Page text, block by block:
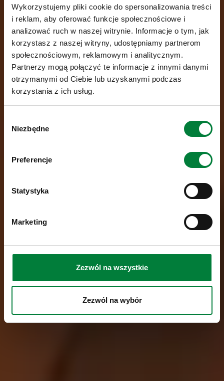
Wykorzystujemy pliki cookie do spersonalizowania treści
i reklam, aby oferować funkcje społecznościowe i
analizować ruch w naszej witrynie. Informacje o tym, jak
korzystasz z naszej witryny, udostępniamy partnerom
społecznościowym, reklamowym i analitycznym.
Partnerzy mogą połączyć te informacje z innymi danymi
otrzymanymi od Ciebie lub uzyskanymi podczas
korzystania z ich usług.
zgody
Niezbędne
Preferencje
Statystyka
Marketing
Zezwól na wszystkie
Zezwól na wybór